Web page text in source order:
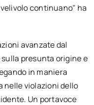
continuano" ha
avanzate dal
presunta origine e
in maniera
nelle violazioni dello
Un portavoce